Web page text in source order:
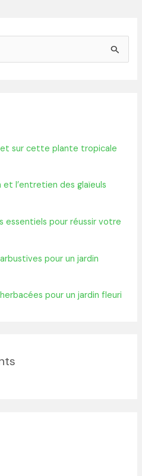
sur cette plante tropicale
l’entretien des glaïeuls
essentiels pour réussir votre
pour un jardin
pour un jardin fleuri